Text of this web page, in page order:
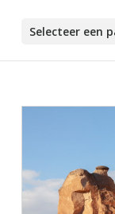
Selecteer een